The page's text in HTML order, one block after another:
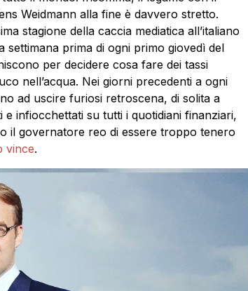
Weidmann alla fine è davvero stretto.
stagione della caccia mediatica all’italiano
prima di ogni primo giovedì del
per decidere cosa fare dei tassi
nell’acqua. Nei giorni precedenti a ogni
ad uscire furiosi retroscena, di solita a
infiocchettati su tutti i quotidiani finanziari,
il governatore reo di essere troppo tenero
vince.